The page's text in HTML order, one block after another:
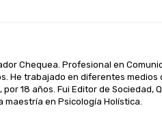
Chequea. Profesional en
He trabajado en diferentes medios
por 18 años. Fui Editor de Sociedad,
maestría en Psicología Holística.